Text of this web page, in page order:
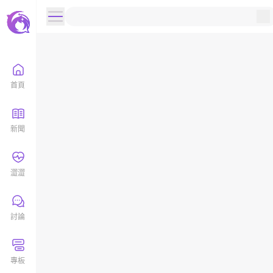
首頁
新聞
澀澀
討論
專板